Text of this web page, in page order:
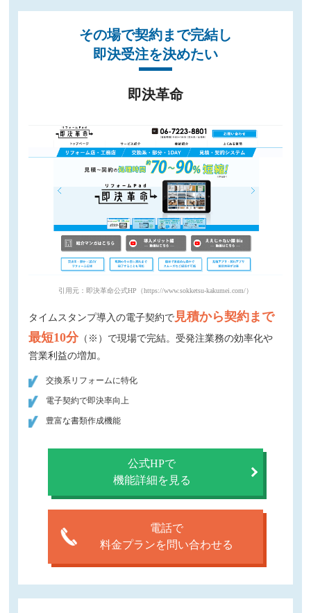
その場で契約まで完結し
即決受注を決めたい
即決革命
引用元：即決革命公式HP（https://www.sokketsu-kakumei.com/）
タイムスタンプ導入の電子契約で 見積から契約まで
最短10分（※）で現場で完結。受発注業務の効率化や
営業利益の増加。
交換系リフォームに特化
電子契約で即決率向上
豊富な書類作成機能
公式HPで
機能詳細を見る
電話で
料金プランを問い合わせる